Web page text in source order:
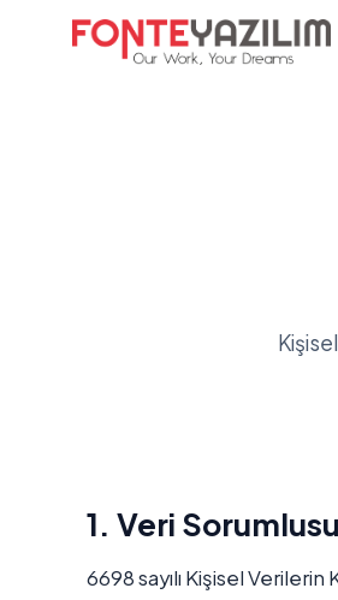
1. Veri Sorumlusu
6698 sayılı Kişisel